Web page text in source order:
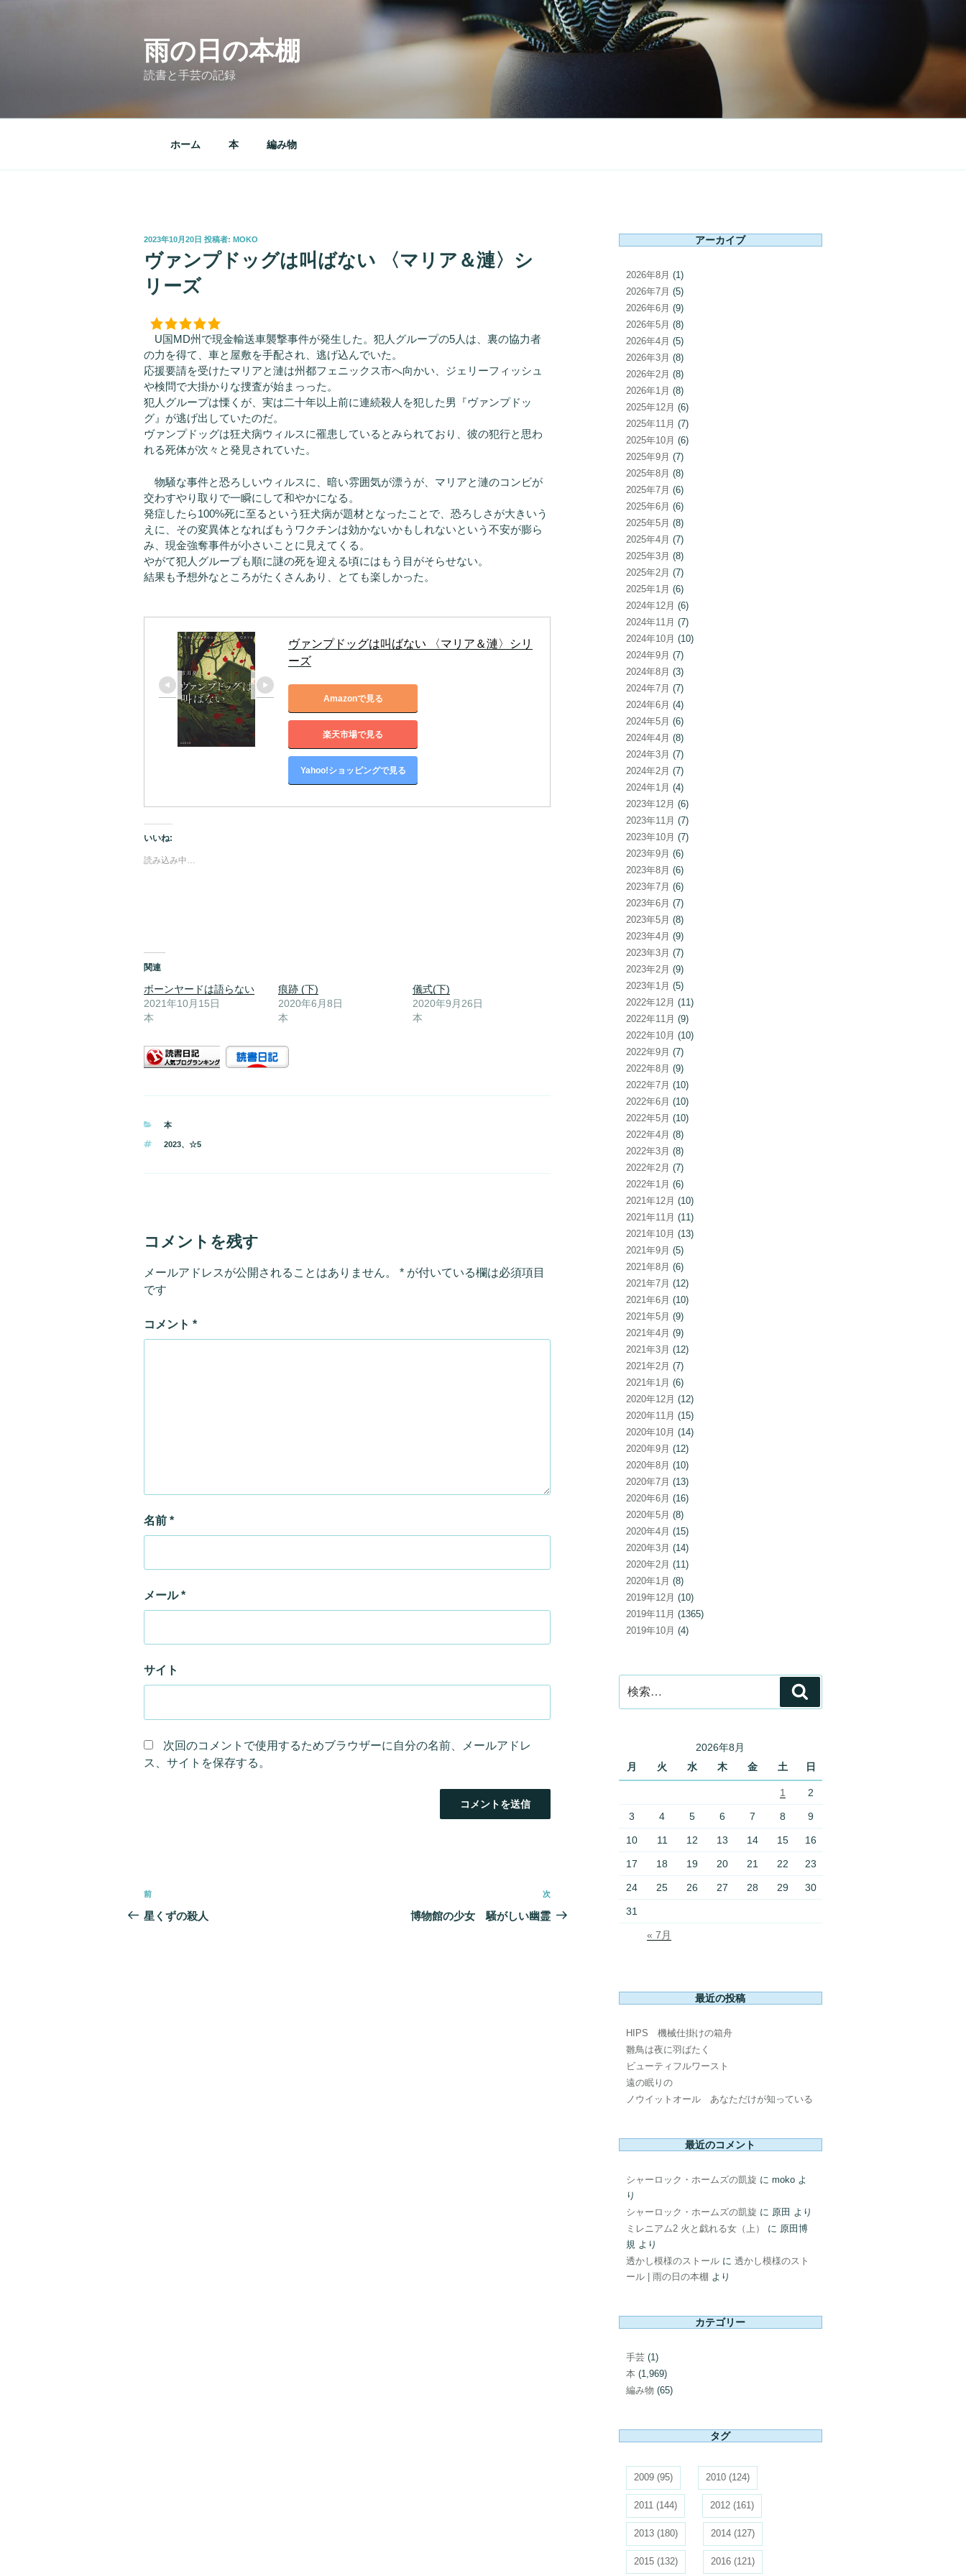
雨の日の本棚
読書と手芸の記録
ホーム 本 編み物
投
日:
2023年10月20日 投稿者: MOKO
ヴァンプドッグは叫ばない 〈マリア＆漣〉シ
リーズ
U国MD州で現金輸送車襲撃事件が発生した。犯人グループの5人は、裏の協力者
の力を得て、車と屋敷を手配され、逃げ込んでいた。
応援要請を受けたマリアと漣は州都フェニックス市へ向かい、ジェリーフィッシュ
や検問で大掛かりな捜査が始まっった。
犯人グループは慄くが、実は二十年以上前に連続殺人を犯した男『ヴァンプドッ
グ』が逃げ出していたのだ。
ヴァンプドッグは狂犬病ウィルスに罹患しているとみられており、彼の犯行と思わ
れる死体が次々と発見されていた。
物騒な事件と恐ろしいウィルスに、暗い雰囲気が漂うが、マリアと漣のコンビが
交わすやり取りで一瞬にして和やかになる。
発症したら100%死に至るという狂犬病が題材となったことで、恐ろしさが大きいう
えに、その変異体となればもうワクチンは効かないかもしれないという不安が膨ら
み、現金強奪事件が小さいことに見えてくる。
やがて犯人グループも順に謎の死を迎える頃にはもう目がそらせない。
結果も予想外なところがたくさんあり、とても楽しかった。
ヴァンプドッグは叫ばない 〈マリア＆漣〉シリ
ーズ
Amazonで見る
楽天市場で見る
Yahoo!ショッピングで見る
いいね:
読み込み中…
関連
ボーンヤードは語らない
2021年10月15日
本
痕跡 (下)
2020年6月8日
本
儀式(下)
2020年9月26日
本
カ
ゴ
本
タ
2023、 ☆5
コメントを残す
メールアドレスが公開されることはありません。 * が付いている欄は必須項目
です
コメント *
名前 *
メール*
サイト
次回のコメントで使用するためブラウザーに自分の名前、メールアドレ
ス、サイトを保存する。
稿
ナ
前
の
前
星くずの殺人
次
の
次
博物館の少女 騒がしい幽霊
アーカイブ
2026年8月 (1)
2026年7月 (5)
2026年6月 (9)
2026年5月 (8)
2026年4月 (5)
2026年3月 (8)
2026年2月 (8)
2026年1月 (8)
2025年12月 (6)
2025年11月 (7)
2025年10月 (6)
2025年9月 (7)
2025年8月 (8)
2025年7月 (6)
2025年6月 (6)
2025年5月 (8)
2025年4月 (7)
2025年3月 (8)
2025年2月 (7)
2025年1月 (6)
2024年12月 (6)
2024年11月 (7)
2024年10月 (10)
2024年9月 (7)
2024年8月 (3)
2024年7月 (7)
2024年6月 (4)
2024年5月 (6)
2024年4月 (8)
2024年3月 (7)
2024年2月 (7)
2024年1月 (4)
2023年12月 (6)
2023年11月 (7)
2023年10月 (7)
2023年9月 (6)
2023年8月 (6)
2023年7月 (6)
2023年6月 (7)
2023年5月 (8)
2023年4月 (9)
2023年3月 (7)
2023年2月 (9)
2023年1月 (5)
2022年12月 (11)
2022年11月 (9)
2022年10月 (10)
2022年9月 (7)
2022年8月 (9)
2022年7月 (10)
2022年6月 (10)
2022年5月 (10)
2022年4月 (8)
2022年3月 (8)
2022年2月 (7)
2022年1月 (6)
2021年12月 (10)
2021年11月 (11)
2021年10月 (13)
2021年9月 (5)
2021年8月 (6)
2021年7月 (12)
2021年6月 (10)
2021年5月 (9)
2021年4月 (9)
2021年3月 (12)
2021年2月 (7)
2021年1月 (6)
2020年12月 (12)
2020年11月 (15)
2020年10月 (14)
2020年9月 (12)
2020年8月 (10)
2020年7月 (13)
2020年6月 (16)
2020年5月 (8)
2020年4月 (15)
2020年3月 (14)
2020年2月 (11)
2020年1月 (8)
2019年12月 (10)
2019年11月 (1365)
2019年10月 (4)
索:
索
2026年8月
月
火 水 木 金 土 日
1 2
3 4 5 6 7 8 9
10 11 12 13 14 15 16
17 18 19 20 21 22 23
24 25 26 27 28 29 30
31
« 7月
最近の投稿
HIPS 機械仕掛けの箱舟
雛鳥は夜に羽ばたく
ビューティフルワースト
遠の眠りの
ノウイットオール あなただけが知っている
最近のコメント
シャーロック・ホームズの凱旋 に mokoよ
り
シャーロック・ホームズの凱旋 に 原田 より
ミレニアム2 火と戯れる女（上）
に 原田博
規より
透かし模様のストールに 透かし模様のスト
ール | 雨の日の本棚 より
カテゴリー
手芸(1)
本 (1,969)
編み物 (65)
タグ
2009(95) 2010(124)
2011(144) 2012(161)
2013(180) 2014(127)
2015(132) 2016(121)